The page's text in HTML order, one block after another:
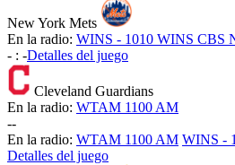
New York Mets
En la radio: WINS - 1010 WINS CBS
- : -Detalles del juego
Cleveland Guardians
En la radio: WTAM 1100 AM
--
En la radio: WTAM 1100 AM WINS -
Detalles del juego